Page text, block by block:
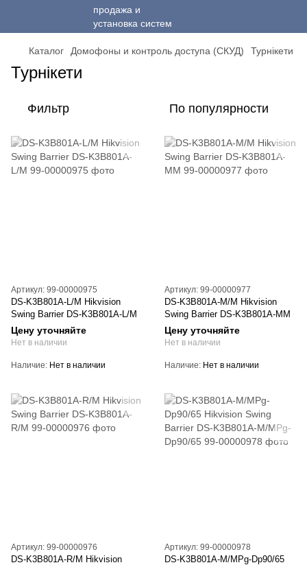
Каталог Домофоны и контроль доступа (СКУД) Турнікети
Турнікети
Фильтр По популярности
Артикул: 99-00000975
DS-K3B801A-L/M Hikvision
Swing Barrier DS-K3B801А-L/M
Цену уточняйте
Нет в наличии
Наличие Нет в наличии
Артикул: 99-00000977
DS-K3B801A-M/M Hikvision
Swing Barrier DS-K3B801А-MM
Цену уточняйте
Нет в наличии
Наличие Нет в наличии
Артикул: 99-00000976
DS-K3B801A-R/M Hikvision
Артикул: 99-00000978
DS-K3B801A-M/MPg-Dp90/65